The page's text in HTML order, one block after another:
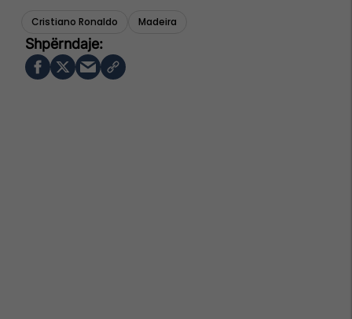
Cristiano Ronaldo Madeira